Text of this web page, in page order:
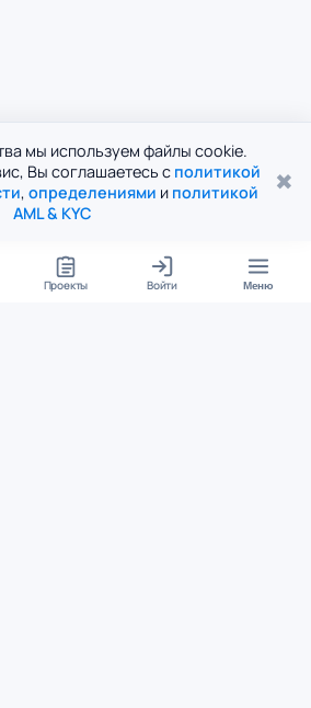
мы используем файлы cookie.
Вы соглашаетесь с политикой
, определениями и политикой
AML & KYC
✖
Проекты Войти Меню